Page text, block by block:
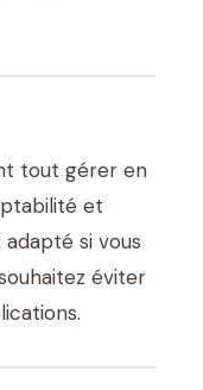
tout gérer en
et
si vous
éviter